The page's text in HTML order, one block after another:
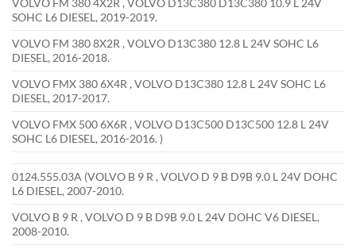
SOHC L6 DIESEL, 2019-2019.
VOLVO FM 380 8X2R , VOLVO D13C380 12.8 L 24V SOHC L6
DIESEL, 2016-2018.
VOLVO FMX 380 6X4R , VOLVO D13C380 12.8 L 24V SOHC L6
DIESEL, 2017-2017.
VOLVO FMX 500 6X6R , VOLVO D13C500 D13C500 12.8 L 24V
SOHC L6 DIESEL, 2016-2016. )
0124.555.03A (VOLVO B 9 R , VOLVO D 9 B D9B 9.0 L 24V DOHC
L6 DIESEL, 2007-2010.
VOLVO B 9 R , VOLVO D 9 B D9B 9.0 L 24V DOHC V6 DIESEL,
2008-2010.